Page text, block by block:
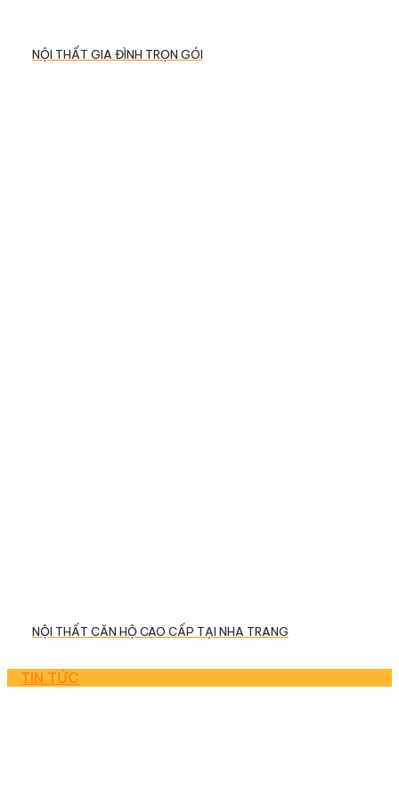
NỘI THẤT GIA ĐÌNH TRỌN GÓI
NỘI THẤT CĂN HỘ CAO CẤP TẠI NHA TRANG
TIN TỨC